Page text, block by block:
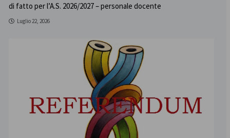
di fatto per l’A.S. 2026/2027 – personale docente
Luglio 22, 2026